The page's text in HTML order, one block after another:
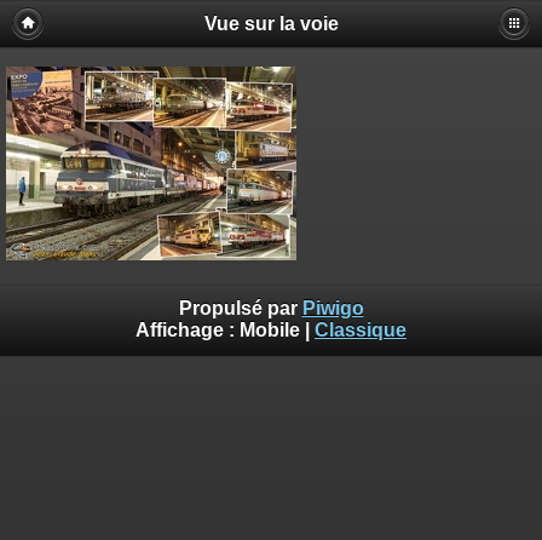
Vue sur la voie
Propulsé par Piwigo
Affichage : Mobile Classique